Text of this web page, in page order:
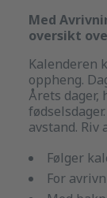
Med
oversikt
Kalenderen
oppheng.
Årets dager,
avstand. Riv
Følger
For